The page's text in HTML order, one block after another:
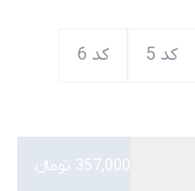
کد 5 کد 6
357,000 تومانء